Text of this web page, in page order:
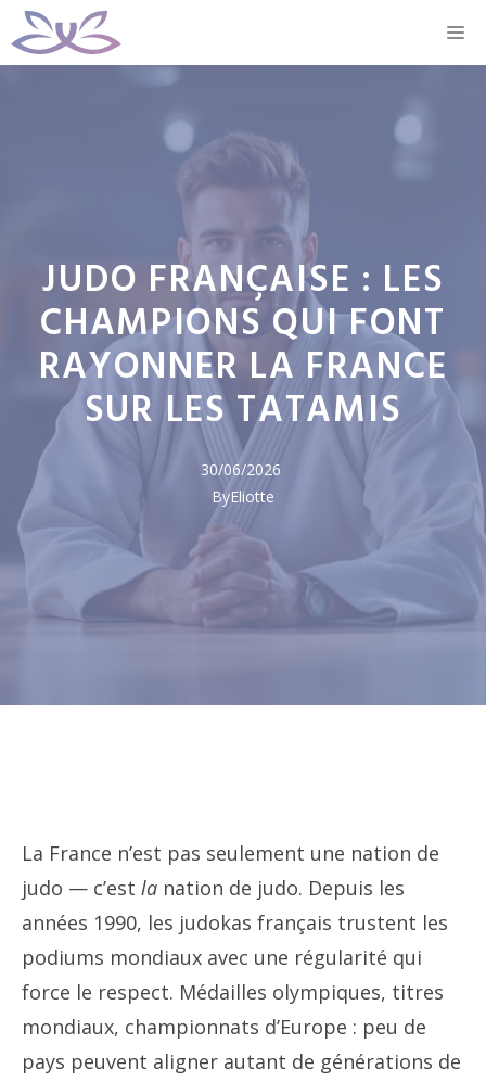
Aller
au
JUDO FRANÇAISE : LES
CHAMPIONS QUI FONT
RAYONNER LA FRANCE
SUR LES TATAMIS
30/06/2026
ByEliotte
La France n’est pas seulement une nation de
judo — c’est la nation de judo. Depuis les
années 1990, les judokas français trustent les
podiums mondiaux avec une régularité qui
force le respect. Médailles olympiques, titres
mondiaux, championnats d’Europe : peu de
pays peuvent aligner autant de générations de